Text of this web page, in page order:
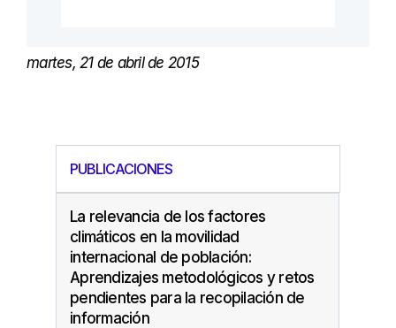
martes, 21 de abril de 2015
PUBLICACIONES
La relevancia de los factores
climáticos en la movilidad
internacional de población:
Aprendizajes metodológicos y retos
pendientes para la recopilación de
información